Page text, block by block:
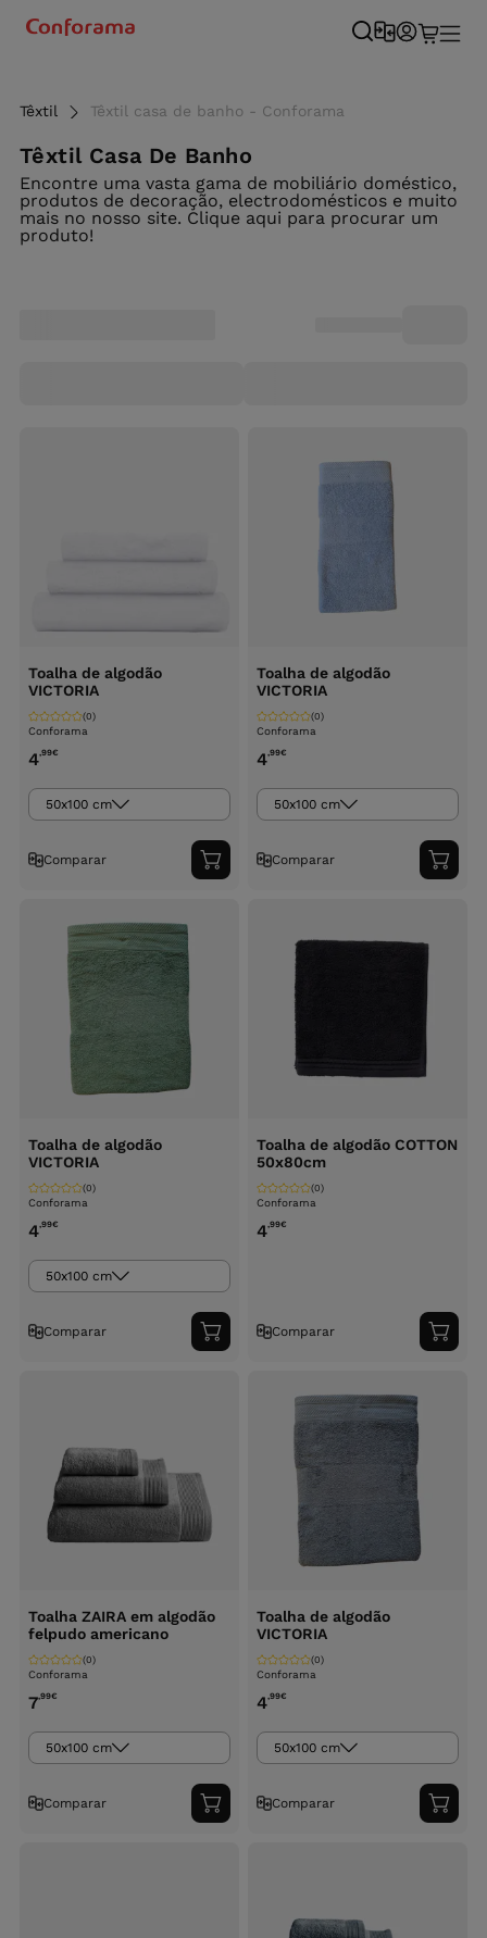
Têxtil Têxtil casa de banho - Conforama
Têxtil Casa De Banho
Encontre uma vasta gama de mobiliário doméstico,
produtos de decoração, electrodomésticos e muito
mais no nosso site. Clique aqui para procurar um
produto!
Toalha de algodão
VICTORIA
Conforama
(0)
4,99€
50x100 cm
Comparar
Adicionar
ao
Toalha de algodão
VICTORIA
Conforama
(0)
4,99€
50x100 cm
Comparar
ao
Toalha de algodão
VICTORIA
Conforama
(0)
4,99€
50x100 cm
Comparar
Adicionar
ao
Toalha de algodão COTTON
50x80cm
Conforama
(0)
4,99€
Comparar
ao
Toalha ZAIRA em algodão
felpudo americano
Conforama
(0)
7,99€
50x100 cm
Comparar
Adicionar
ao
Toalha de algodão
VICTORIA
Conforama
(0)
4,99€
50x100 cm
Comparar
ao